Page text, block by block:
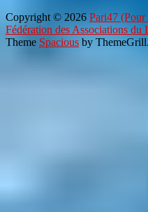
Copyright © 2026 Pari47 (Pour
Fédération des Associations du
Theme Spacious by